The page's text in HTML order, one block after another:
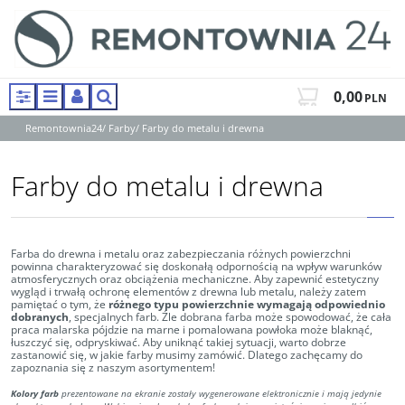
PanelMenuPanelSzukaj 0,00PLN
Remontownia24/ Farby/ Farby do metalu i drewna
Farby do metalu i drewna
Farba do drewna i metalu oraz zabezpieczania różnych powierzchni
powinna charakteryzować się doskonałą odpornością na wpływ warunków
atmosferycznych oraz obciążenia mechaniczne. Aby zapewnić estetyczny
wygląd i trwałą ochronę elementów z drewna lub metalu, należy zatem
pamiętać o tym, że różnego typu powierzchnie wymagają odpowiednio
dobranych, specjalnych farb. Źle dobrana farba może spowodować, że cała
praca malarska pójdzie na marne i pomalowana powłoka może blaknąć,
łuszczyć się, odpryskiwać. Aby uniknąć takiej sytuacji, warto dobrze
zastanowić się, w jakie farby musimy zamówić. Dlatego zachęcamy do
zapoznania się z naszym asortymentem!
Kolory farb prezentowane na ekranie zostały wygenerowane elektronicznie i mają jedynie